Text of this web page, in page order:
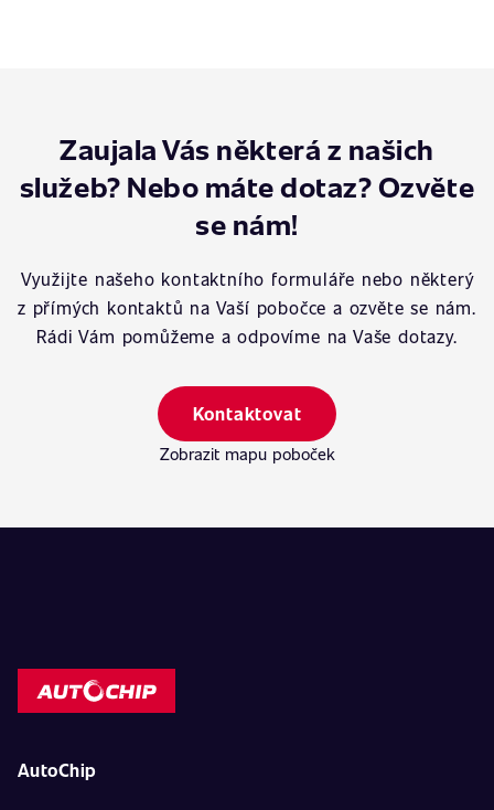
Zaujala Vás některá z našich
služeb? Nebo máte dotaz? Ozvěte
se nám!
Využijte našeho kontaktního formuláře nebo některý
z přímých kontaktů na Vaší pobočce a ozvěte se nám.
Rádi Vám pomůžeme a odpovíme na Vaše dotazy.
Kontaktovat
Zobrazit mapu poboček
AutoChip